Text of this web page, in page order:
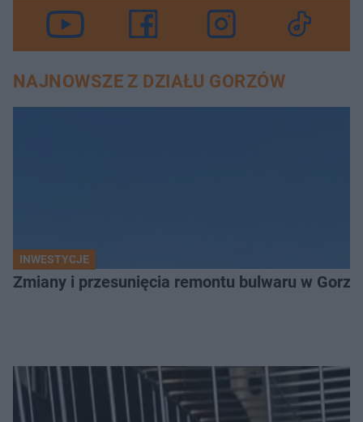
NAJNOWSZE Z DZIAŁU GORZÓW
INWESTYCJE
Zmiany i przesunięcia remontu bulwaru w